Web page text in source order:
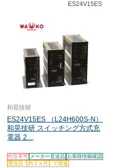
ES24V15ES
和晃技研
ES24V15ES （L24H600S-N）
和晃技研 スイッチング方式充
電器 2...
代引不可 メーカー直送品 お客様情報確認
受注品【約２ヵ月】で発送